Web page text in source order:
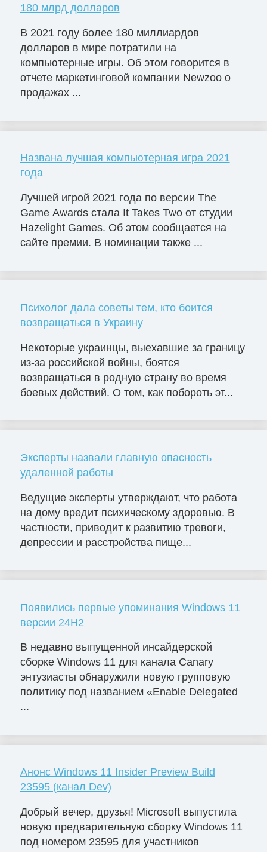
180 млрд долларов
В 2021 году более 180 миллиардов
долларов в мире потратили на
компьютерные игры. Об этом говорится в
отчете маркетинговой компании Newzoo о
продажах ...
Названа лучшая компьютерная игра 2021
года
Лучшей игрой 2021 года по версии The
Game Awards стала It Takes Two от студии
Hazelight Games. Об этом сообщается на
сайте премии. В номинации также ...
Психолог дала советы тем, кто боится
возвращаться в Украину
Некоторые украинцы, выехавшие за границу
из-за российской войны, боятся
возвращаться в родную страну во время
боевых действий. О том, как побороть эт...
Эксперты назвали главную опасность
удаленной работы
Ведущие эксперты утверждают, что работа
на дому вредит психическому здоровью. В
частности, приводит к развитию тревоги,
депрессии и расстройства пище...
Появились первые упоминания Windows 11
версии 24H2
В недавно выпущенной инсайдерской
сборке Windows 11 для канала Canary
энтузиасты обнаружили новую групповую
политику под названием «Enable Delegated
...
Анонс Windows 11 Insider Preview Build
23595 (канал Dev)
Добрый вечер, друзья! Microsoft выпустила
новую предварительную сборку Windows 11
под номером 23595 для участников